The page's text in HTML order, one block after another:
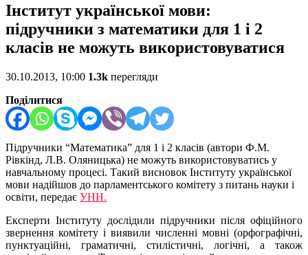
Інститут української мови:
підручники з математики для 1 і 2
класів не можуть використовуватися
30.10.2013, 10:00 1.3k перегляди
Поділитися
Підручники “Математика” для 1 і 2 класів (автори Ф.М.
Рівкінд, Л.В. Оляницька) не можуть використовуватись у
навчальному процесі. Такий висновок Інституту української
мови надійшов до парламентського комітету з питань науки і
освіти, передає УНН.
Експерти Інституту дослідили підручники після офіційного
звернення комітету і виявили численні мовні (орфографічні,
пунктуаційні, граматичні, стилістичні, логічні, а також